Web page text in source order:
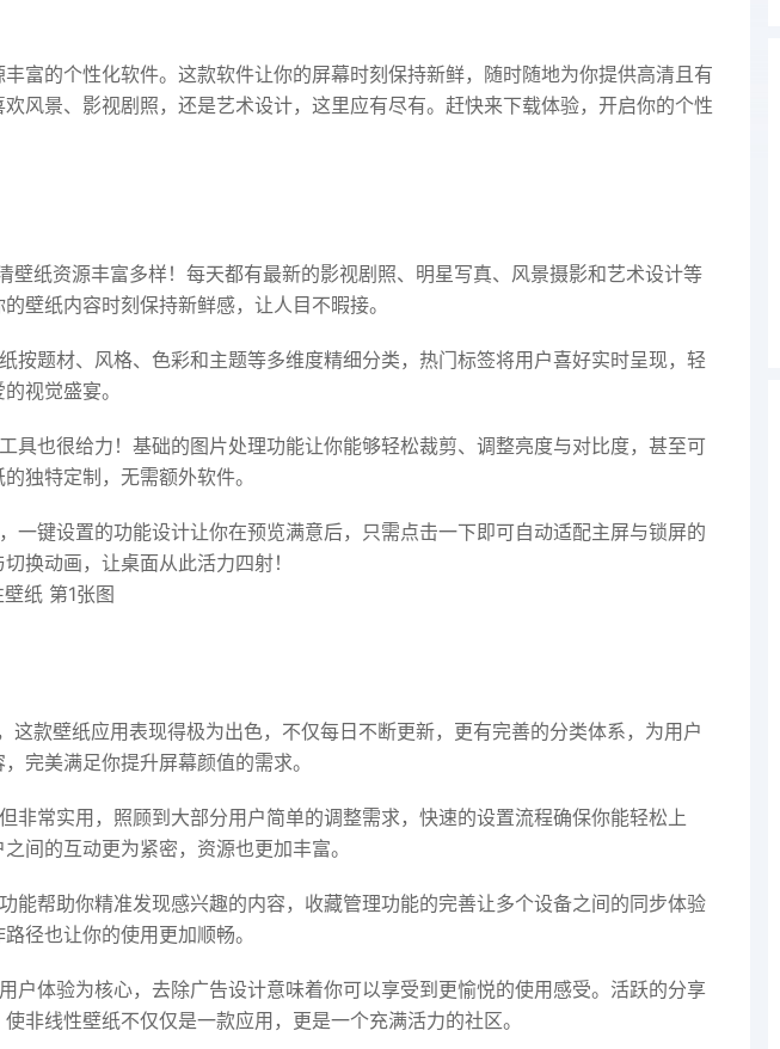
富的个性化软件。这款软件让你的屏幕时刻保持新鲜，随时随地为你提供高清且有
风景、影视剧照，还是艺术设计，这里应有尽有。赶快来下载体验，开启你的个性
壁纸资源丰富多样！每天都有最新的影视剧照、明星写真、风景摄影和艺术设计等
壁纸内容时刻保持新鲜感，让人目不暇接。
按题材、风格、色彩和主题等多维度精细分类，热门标签将用户喜好实时呈现，轻
视觉盛宴。
具也很给力！基础的图片处理功能让你能够轻松裁剪、调整亮度与对比度，甚至可
独特定制，无需额外软件。
一键设置的功能设计让你在预览满意后，只需点击一下即可自动适配主屏与锁屏的
换动画，让桌面从此活力四射！
这款壁纸应用表现得极为出色，不仅每日不断更新，更有完善的分类体系，为用户
完美满足你提升屏幕颜值的需求。
非常实用，照顾到大部分用户简单的调整需求，快速的设置流程确保你能轻松上
间的互动更为紧密，资源也更加丰富。
能帮助你精准发现感兴趣的内容，收藏管理功能的完善让多个设备之间的同步体验
径也让你的使用更加顺畅。
户体验为核心，去除广告设计意味着你可以享受到更愉悦的使用感受。活跃的分享
非线性壁纸不仅仅是一款应用，更是一个充满活力的社区。